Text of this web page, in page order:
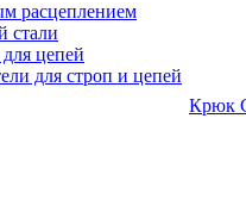
расцеплением
стали
цепей
для строп и цепей
Крюк